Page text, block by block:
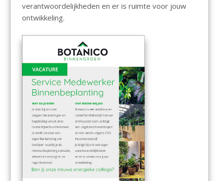
verantwoordelijkheden en er is ruimte voor jouw
ontwikkeling.